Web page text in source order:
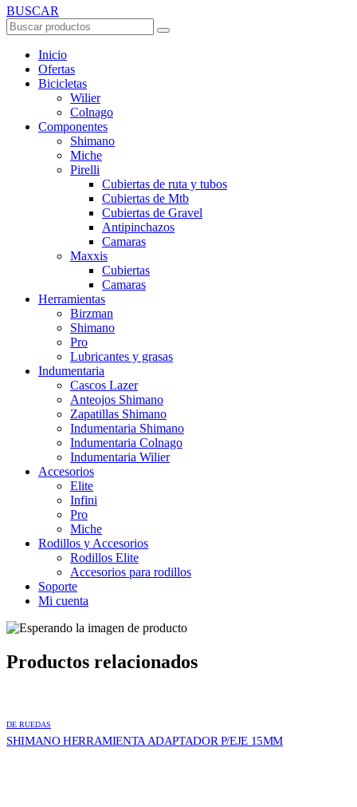
BUSCAR
Inicio
Ofertas
Bicicletas
Wilier
Colnago
Componentes
Shimano
Miche
Pirelli
Cubiertas de ruta y tubos
Cubiertas de Mtb
Cubiertas de Gravel
Antipinchazos
Camaras
Maxxis
Cubiertas
Camaras
Herramientas
Birzman
Shimano
Pro
Lubricantes y grasas
Indumentaria
Cascos Lazer
Anteojos Shimano
Zapatillas Shimano
Indumentaria Shimano
Indumentaria Colnago
Indumentaria Wilier
Accesorios
Elite
Infini
Pro
Miche
Rodillos y Accesorios
Rodillos Elite
Accesorios para rodillos
Soporte
Mi cuenta
Productos relacionados
DE RUEDAS
SHIMANO HERRAMIENTA ADAPTADOR P/EJE 15MM